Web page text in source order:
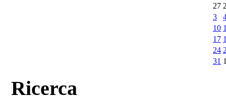
27
3
10
17
24
31
Ricerca